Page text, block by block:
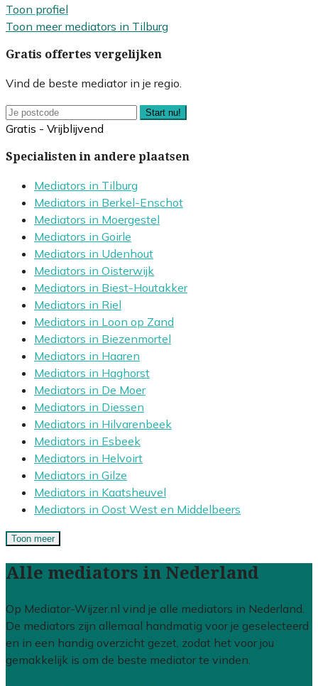
Toon profiel
Toon meer mediators in Tilburg
Gratis offertes vergelijken
Vind de beste mediator in je regio.
Start nu!
Gratis - Vrijblijvend
Specialisten in andere plaatsen
Mediators in Tilburg
Mediators in Berkel-Enschot
Mediators in Moergestel
Mediators in Goirle
Mediators in Udenhout
Mediators in Oisterwijk
Mediators in Biest-Houtakker
Mediators in Riel
Mediators in Loon op Zand
Mediators in Biezenmortel
Mediators in Haaren
Mediators in Haghorst
Mediators in De Moer
Mediators in Diessen
Mediators in Hilvarenbeek
Mediators in Esbeek
Mediators in Helvoirt
Mediators in Gilze
Mediators in Kaatsheuvel
Mediators in Oost West en Middelbeers
Toon meer
Alle mediators in Nederland
Op Mediator-Wijzer.nl vind je alle mediators in Nederland.
De mediators zijn allemaal handmatig voor je geselecteerd
en in een handig overzicht gezet, zodat het voor jou
gemakkelijk is om de beste mediator te vinden.